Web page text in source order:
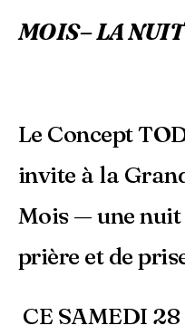
MOIS– LA
Le Concept
invite à la
Mois — une
prière et de
CE SAMEDI